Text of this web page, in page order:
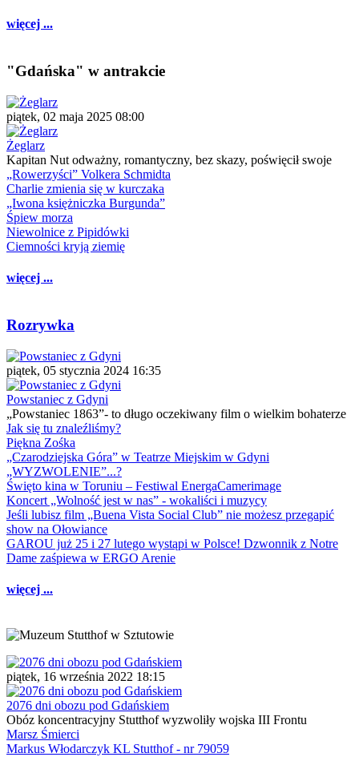
więcej ...
"Gdańska" w antrakcie
piątek, 02 maja 2025 08:00
Żeglarz
Kapitan Nut odważny, romantyczny, bez skazy, poświęcił swoje
„Rowerzyści” Volkera Schmidta
Charlie zmienia się w kurczaka
„Iwona księżniczka Burgunda”
Śpiew morza
Niewolnice z Pipidówki
Ciemności kryją ziemię
więcej ...
Rozrywka
piątek, 05 stycznia 2024 16:35
Powstaniec z Gdyni
„Powstaniec 1863”- to długo oczekiwany film o wielkim bohaterze
Jak się tu znaleźliśmy?
Piękna Zośka
„Czarodziejska Góra” w Teatrze Miejskim w Gdyni
„WYZWOLENIE”...?
Święto kina w Toruniu – Festiwal EnergaCamerimage
Koncert „Wolność jest w nas” - wokaliści i muzycy
Jeśli lubisz film „Buena Vista Social Club” nie możesz przegapić
show na Ołowiance
GAROU już 25 i 27 lutego wystąpi w Polsce! Dzwonnik z Notre
Dame zaśpiewa w ERGO Arenie
więcej ...
piątek, 16 września 2022 18:15
2076 dni obozu pod Gdańskiem
Obóz koncentracyjny Stutthof wyzwoliły wojska III Frontu
Marsz Śmierci
Markus Włodarczyk KL Stutthof - nr 79059